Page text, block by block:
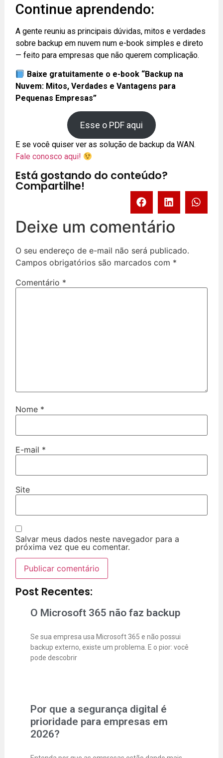
Continue aprendendo:
A gente reuniu as principais dúvidas, mitos e verdades
sobre backup em nuvem num e-book simples e direto
— feito para empresas que não querem complicação.
Baixe gratuitamente o e-book “Backup na
Nuvem: Mitos, Verdades e Vantagens para
Pequenas Empresas”
Esse o PDF aqui
E se você quiser ver as solução de backup da WAN.
Fale conosco aqui!
Está gostando do conteúdo?
Compartilhe!
Deixe um comentário
O seu endereço de e-mail não será publicado.
Campos obrigatórios são marcados com *
Comentário *
Nome *
E-mail *
Site
Salvar meus dados neste navegador para a
próxima vez que eu comentar.
Post Recentes:
O Microsoft 365 não faz backup
Se sua empresa usa Microsoft 365 e não possui
backup externo, existe um problema. E o pior: você
pode descobrir
Por que a segurança digital é
prioridade para empresas em
2026?